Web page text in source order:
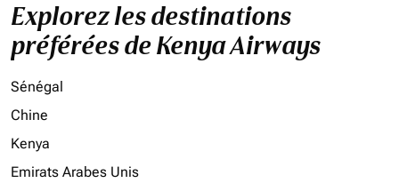
Explorez les destinations
préférées de Kenya Airways
Sénégal
Chine
Kenya
Emirats Arabes Unis